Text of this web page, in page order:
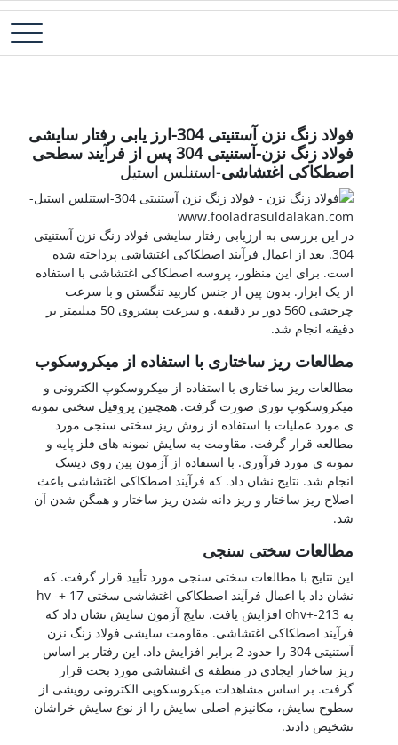
پرش فولاد آلیاژی-میلگرد آلیاژی-تسمه آلیاژی-ورق آلیاژی-لوله آلیاژی-نبشی
فولاد زنگ نزن آستنیتی 304-ارز یابی رفتار سایشی
فولاد زنگ نزن-آستنیتی 304 پس از فرآیند سطحی
اصطکاکی اغتشاشی-استنلس استیل
در این بررسی به ارزیابی رفتار سایشی فولاد زنگ نزن آستنیتی
304. بعد از اعمال فرآیند اصطکاکی اغتشاشی پرداخته شده
است. برای این منظور، پروسه اصطکاکی اغتشاشی با استفاده
از یک ابزار. بدون پین از جنس کاربید تنگستن و با سرعت
چرخشی 560 دور بر دقیقه. و سرعت پیشروی 50 میلیمتر بر
دقیقه انجام شد.
مطالعات ریز ساختاری با استفاده از میکروسکوب
مطالعات ریز ساختاری با استفاده از میکروسکوپ الکترونی و
میکروسکوپ نوری صورت گرفت. همچنین پروفیل سختی نمونه
ی مورد عملیات با استفاده از روش ریز سختی سنجی مورد
مطالعه قرار گرفت. مقاومت به سایش نمونه های فلز پایه و
نمونه ی مورد فرآوری. با استفاده از آزمون پین روی دیسک
انجام شد. نتایج نشان داد. که فرآیند اصطکاکی اغتشاشی باعث
اصلاح ریز ساختار و ریز دانه شدن ریز ساختار و همگن شدن آن
شد.
مطالعات سختی سنجی
این نتایج با مطالعات سختی سنجی مورد تأیید قرار گرفت. که
نشان داد با اعمال فرآیند اصطکاکی اغتشاشی سختی 17 +- hv
به ohv+-213 افزایش یافت. نتایج آزمون سایش نشان داد که
فرآیند اصطکاکی اغتشاشی. مقاومت سایشی فولاد زنگ نزن
آستنیتی 304 را حدود 2 برابر افزایش داد. این رفتار بر اساس
ریز ساختار ایجادی در منطقه ی اغتشاشی مورد بحت قرار
گرفت. بر اساس مشاهدات میکروسکوپی الکترونی رویشی از
سطوح سایش، مکانیزم اصلی سایش را از نوع سایش خراشان
تشخیص دادند.